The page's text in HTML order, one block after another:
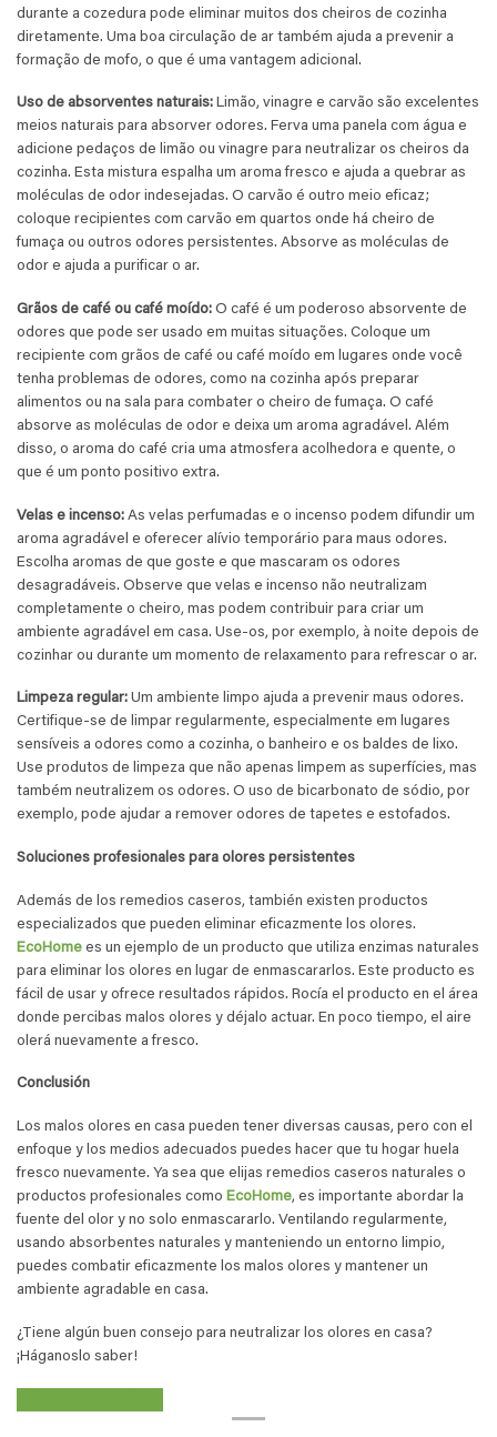
durante a cozedura pode eliminar muitos dos cheiros de cozinha
diretamente. Uma boa circulação de ar também ajuda a prevenir a
formação de mofo, o que é uma vantagem adicional.
Uso de absorventes naturais: Limão, vinagre e carvão são excelentes
meios naturais para absorver odores. Ferva uma panela com água e
adicione pedaços de limão ou vinagre para neutralizar os cheiros da
cozinha. Esta mistura espalha um aroma fresco e ajuda a quebrar as
moléculas de odor indesejadas. O carvão é outro meio eficaz;
coloque recipientes com carvão em quartos onde há cheiro de
fumaça ou outros odores persistentes. Absorve as moléculas de
odor e ajuda a purificar o ar.
Grãos de café ou café moído: O café é um poderoso absorvente de
odores que pode ser usado em muitas situações. Coloque um
recipiente com grãos de café ou café moído em lugares onde você
tenha problemas de odores, como na cozinha após preparar
alimentos ou na sala para combater o cheiro de fumaça. O café
absorve as moléculas de odor e deixa um aroma agradável. Além
disso, o aroma do café cria uma atmosfera acolhedora e quente, o
que é um ponto positivo extra.
Velas e incenso: As velas perfumadas e o incenso podem difundir um
aroma agradável e oferecer alívio temporário para maus odores.
Escolha aromas de que goste e que mascaram os odores
desagradáveis. Observe que velas e incenso não neutralizam
completamente o cheiro, mas podem contribuir para criar um
ambiente agradável em casa. Use-os, por exemplo, à noite depois de
cozinhar ou durante um momento de relaxamento para refrescar o ar.
Limpeza regular: Um ambiente limpo ajuda a prevenir maus odores.
Certifique-se de limpar regularmente, especialmente em lugares
sensíveis a odores como a cozinha, o banheiro e os baldes de lixo.
Use produtos de limpeza que não apenas limpem as superfícies, mas
também neutralizem os odores. O uso de bicarbonato de sódio, por
exemplo, pode ajudar a remover odores de tapetes e estofados.
Soluciones profesionales para olores persistentes
Además de los remedios caseros, también existen productos
especializados que pueden eliminar eficazmente los olores.
EcoHome es un ejemplo de un producto que utiliza enzimas naturales
para eliminar los olores en lugar de enmascararlos. Este producto es
fácil de usar y ofrece resultados rápidos. Rocía el producto en el área
donde percibas malos olores y déjalo actuar. En poco tiempo, el aire
olerá nuevamente a fresco.
Conclusión
Los malos olores en casa pueden tener diversas causas, pero con el
enfoque y los medios adecuados puedes hacer que tu hogar huela
fresco nuevamente. Ya sea que elijas remedios caseros naturales o
productos profesionales como EcoHome, es importante abordar la
fuente del olor y no solo enmascararlo. Ventilando regularmente,
usando absorbentes naturales y manteniendo un entorno limpio,
puedes combatir eficazmente los malos olores y mantener un
ambiente agradable en casa.
¿Tiene algún buen consejo para neutralizar los olores en casa?
¡Háganoslo saber!